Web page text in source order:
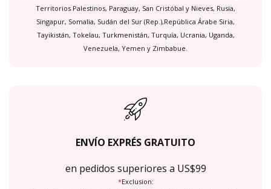
Territorios Palestinos, Paraguay, San Cristóbal y Nieves, Rusia,
Singapur, Somalia, Sudán del Sur (Rep.),República Árabe Siria,
Tayikistán, Tokelau, Turkmenistán, Turquía, Ucrania, Uganda,
Venezuela, Yemen y Zimbabue.
ENVÍO EXPRÉS GRATUITO
en pedidos superiores a US$99
*Exclusion: